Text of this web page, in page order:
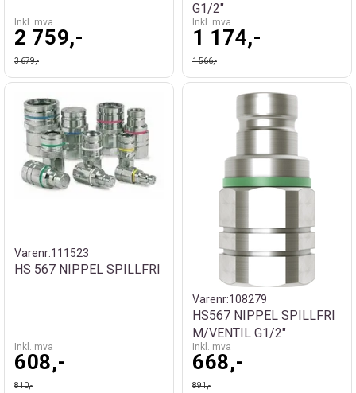
Inkl. mva
2 759,-
3 679,-
G1/2"
Inkl. mva
1 174,-
1 566,-
Varenr:111523
HS 567 NIPPEL SPILLFRI
Inkl. mva
608,-
810,-
Varenr:108279
HS567 NIPPEL SPILLFRI
M/VENTIL G1/2"
Inkl. mva
668,-
891,-